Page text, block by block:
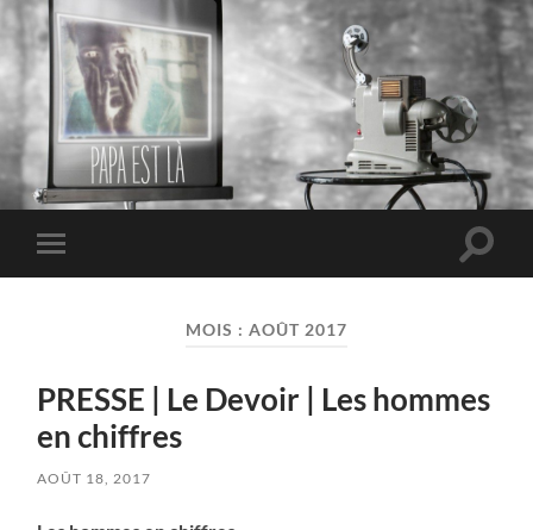
PAPA EST LÀ
Toggle
mobile
Toggle
MOIS : AOÛT 2017
PRESSE | Le Devoir | Les hommes
en chiffres
AOÛT 18, 2017